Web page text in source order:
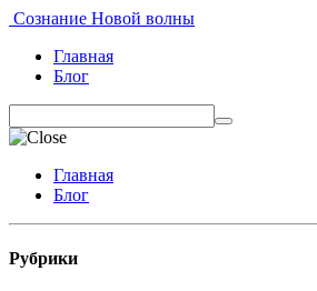
Сознание Новой волны
Главная
Блог
Главная
Блог
Рубрики